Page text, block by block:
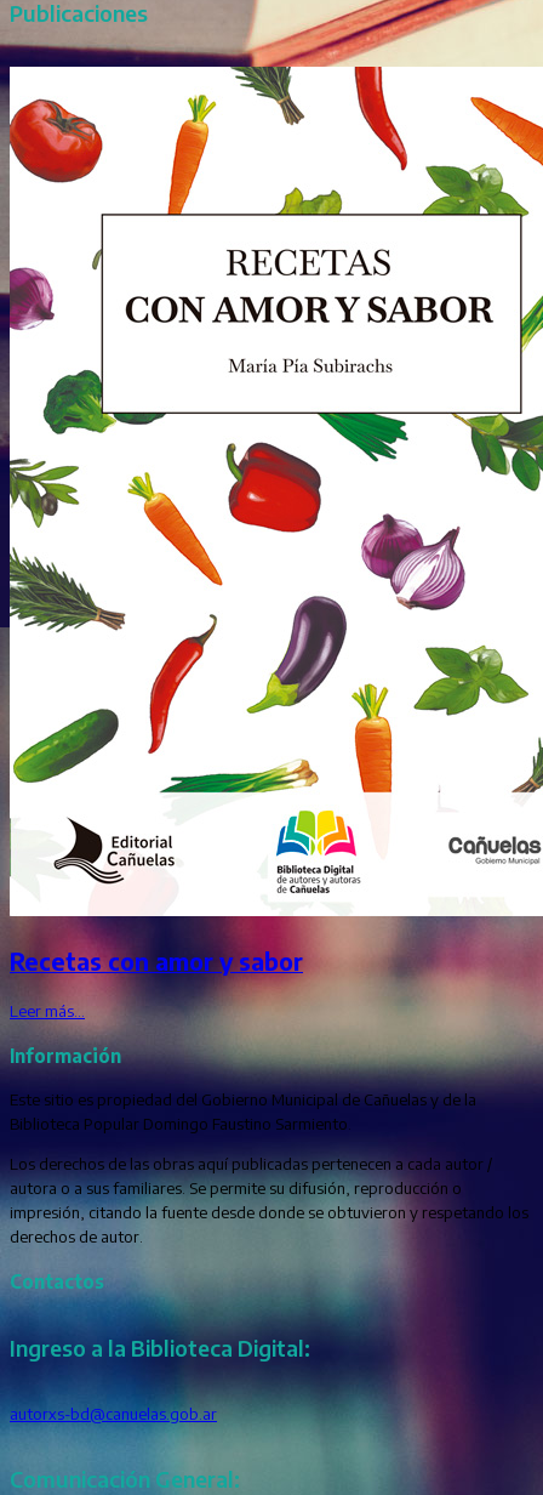
Publicaciones
Recetas con amor y sabor
Leer más…
Información
Este sitio es propiedad del Gobierno Municipal de Cañuelas y de la
Biblioteca Popular Domingo Faustino Sarmiento.
Los derechos de las obras aquí publicadas pertenecen a cada autor /
autora o a sus familiares. Se permite su difusión, reproducción o
impresión, citando la fuente desde donde se obtuvieron y respetando los
derechos de autor.
Contactos
Ingreso a la Biblioteca Digital:
autorxs-bd@canuelas.gob.ar
Comunicación General: